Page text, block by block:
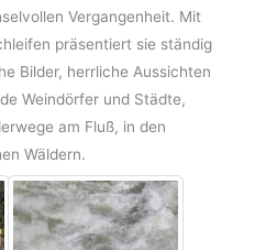
Vergangenheit. Mit
präsentiert sie ständig
Bilder, herrliche Aussichten
Weindörfer und Städte,
am Fluß, in den
Wäldern.